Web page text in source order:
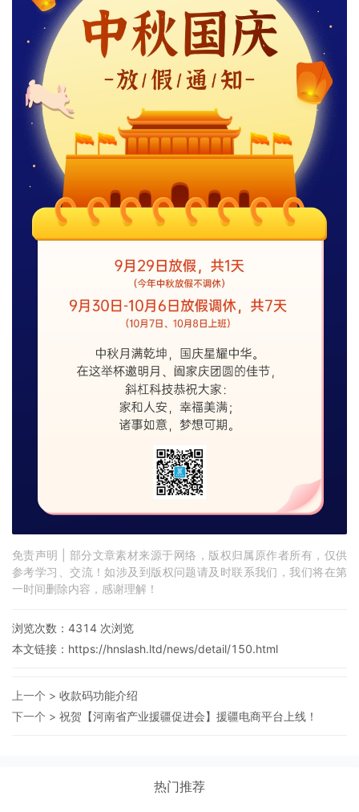
免责声明 | 部分文章素材来源于网络，版权归属原作者所有，仅供
参考学习、交流！如涉及到版权问题请及时联系我们，我们将在第
一时间删除内容，感谢理解！
浏览次数： 4314 次浏览
本文链接： https://hnslash.ltd/news/detail/150.html
上一个 > 收款码功能介绍
下一个 > 祝贺【河南省产业援疆促进会】援疆电商平台上线！
热门推荐